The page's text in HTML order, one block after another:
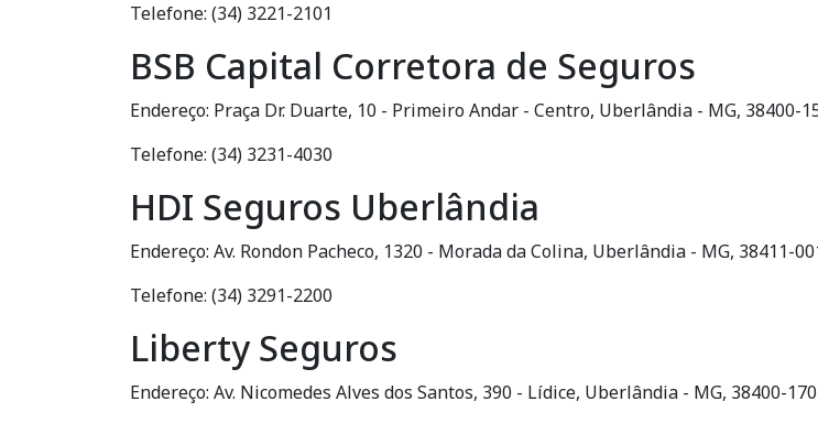
Telefone: (34) 3221-2101
BSB Capital Corretora de Seguros
Endereço: Praça Dr. Duarte, 10 - Primeiro Andar - Centro, Uberlândia - MG, 38400-
Telefone: (34) 3231-4030
HDI Seguros Uberlândia
Endereço: Av. Rondon Pacheco, 1320 - Morada da Colina, Uberlândia - MG, 38411-
Telefone: (34) 3291-2200
Liberty Seguros
Endereço: Av. Nicomedes Alves dos Santos, 390 - Lídice, Uberlândia - MG, 38400-170